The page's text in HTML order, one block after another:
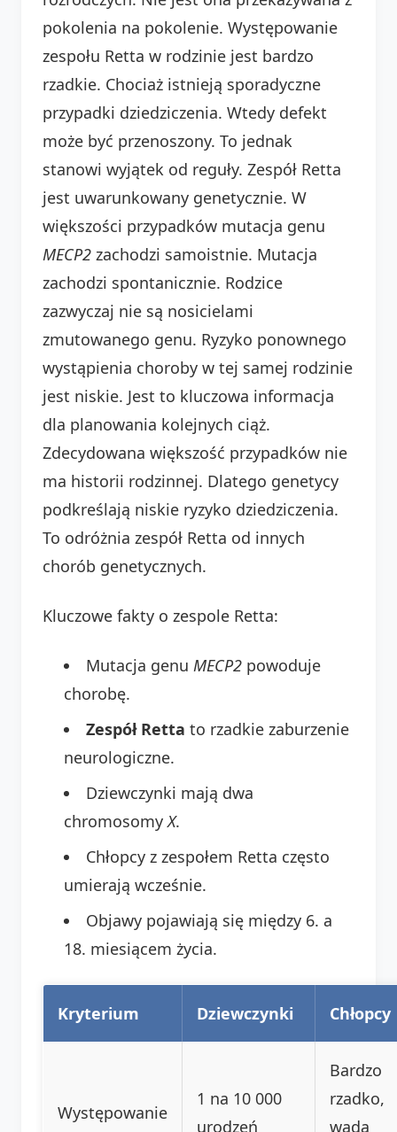
pokolenia na pokolenie. Występowanie
zespołu Retta w rodzinie jest bardzo
rzadkie. Chociaż istnieją sporadyczne
przypadki dziedziczenia. Wtedy defekt
może być przenoszony. To jednak
stanowi wyjątek od reguły. Zespół Retta
jest uwarunkowany genetycznie. W
większości przypadków mutacja genu
MECP2 zachodzi samoistnie. Mutacja
zachodzi spontanicznie. Rodzice
zazwyczaj nie są nosicielami
zmutowanego genu. Ryzyko ponownego
wystąpienia choroby w tej samej rodzinie
jest niskie. Jest to kluczowa informacja
dla planowania kolejnych ciąż.
Zdecydowana większość przypadków nie
ma historii rodzinnej. Dlatego genetycy
podkreślają niskie ryzyko dziedziczenia.
To odróżnia zespół Retta od innych
chorób genetycznych.
Kluczowe fakty o zespole Retta:
Mutacja genu MECP2 powoduje
chorobę.
Zespół Retta to rzadkie zaburzenie
neurologiczne.
Dziewczynki mają dwa
chromosomy X.
Chłopcy z zespołem Retta często
umierają wcześnie.
Objawy pojawiają się między 6. a
18. miesiącem życia.
Kryterium Dziewczynki Chłopcy
Występowanie
1 na 10 000
urodzeń
Bardzo
rzadko,
wada